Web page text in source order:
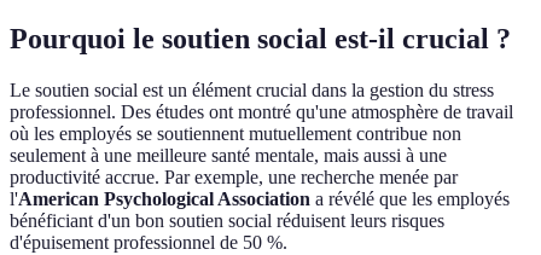
Pourquoi le soutien social est-il crucial ?
Le soutien social est un élément crucial dans la gestion du stress
professionnel. Des études ont montré qu'une atmosphère de travail
où les employés se soutiennent mutuellement contribue non
seulement à une meilleure santé mentale, mais aussi à une
productivité accrue. Par exemple, une recherche menée par
l'American Psychological Association a révélé que les employés
bénéficiant d'un bon soutien social réduisent leurs risques
d'épuisement professionnel de 50 %.